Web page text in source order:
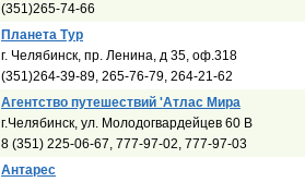
(351)265-74-66
Планета Тур
г. Челябинск, пр. Ленина, д 35, оф.318
(351)264-39-89, 265-76-79, 264-21-62
Агентство путешествий 'Атлас Мира
г.Челябинск, ул. Молодогвардейцев 60 В
8 (351) 225-06-67, 777-97-02, 777-97-03
Антарес